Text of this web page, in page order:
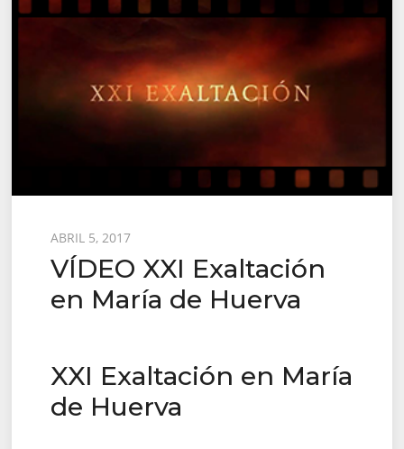
Posted
on
ABRIL 5, 2017
VÍDEO XXI Exaltación
en María de Huerva
XXI Exaltación en María
de Huerva